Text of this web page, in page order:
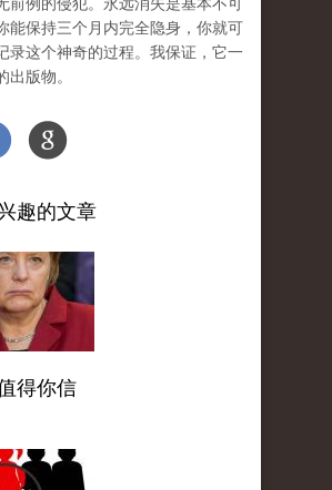
能保持三个月内完全隐身，你就可
录这个神奇的过程。我保证，它一
出版物。
趣的文章
得你信